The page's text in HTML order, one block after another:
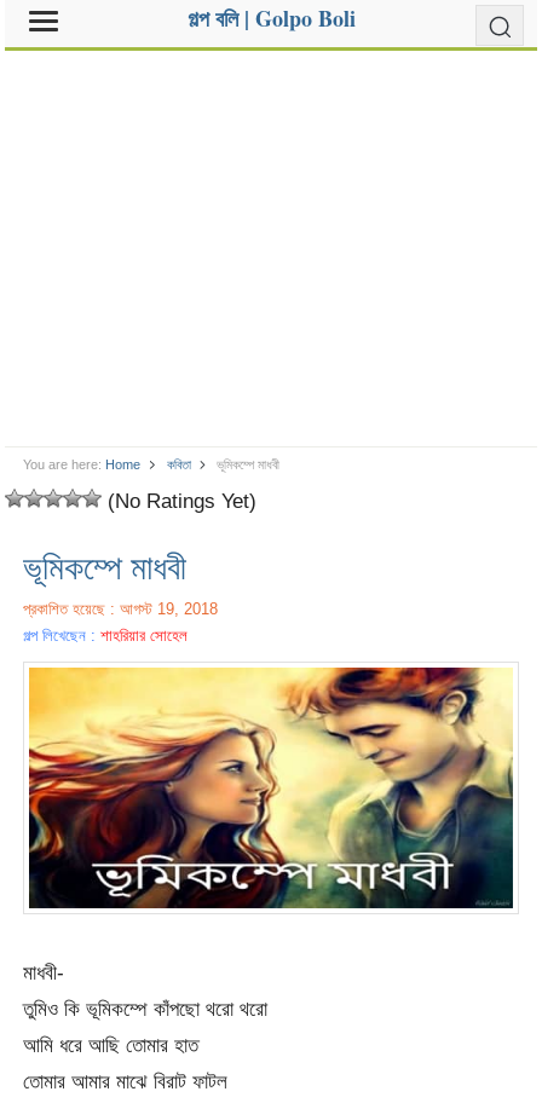
গল্প বলি | Golpo Boli
You are here: Home কবিতা ভূমিকম্পে মাধবী
(No Ratings Yet)
ভূমিকম্পে মাধবী
প্রকাশিত হয়েছে : আগস্ট 19, 2018
গল্প লিখেছেন :শাহরিয়ার সোহেল
মাধবী-
তুমিও কি ভূমিকম্পে কাঁপছো থরো থরো
আমি ধরে আছি তোমার হাত
তোমার আমার মাঝে বিরাট ফাটল